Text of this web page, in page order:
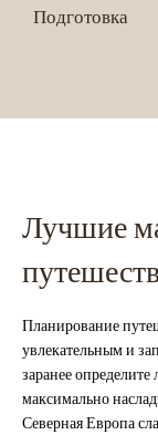
Подготовка
Лучшие
Планирование
увлекательным и
заранее
максимально
Северная Европа